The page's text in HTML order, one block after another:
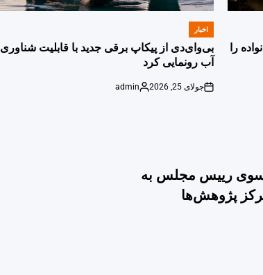
را
POSTED
اخبار
بی‌وای‌دی از پیکاپ برقی جدید با قابلیت شناوری
آب رونمایی کرد
on
جولای 25, 2026
Posted
admin
سوی رییس مجلس به
پژوهش‌ها